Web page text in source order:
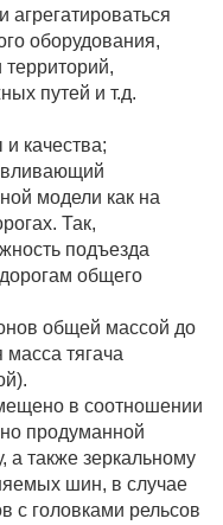
агрегатироваться
оборудования,
территорий,
путей и т.д.
качества;
модели как на
Так,
подъезда
общего
общей массой до
тягача
в соотношении
продуманной
а также зеркальному
шин, в случае
с головками рельсов